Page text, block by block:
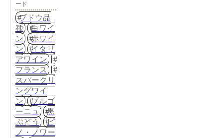
ード
ブドウ品
種
白ワイ
ン
赤ワイ
ン
イタリ
アワイン
フランス
スパークリ
ングワイ
ン
ブルゴ
ーニュ
黒
ぶどう
ピ
ノ・ノワー